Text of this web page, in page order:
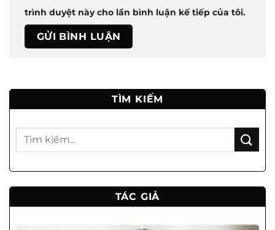
trình duyệt này cho lần bình luận kế tiếp của tôi.
TÌM KIẾM
TÁC GIẢ